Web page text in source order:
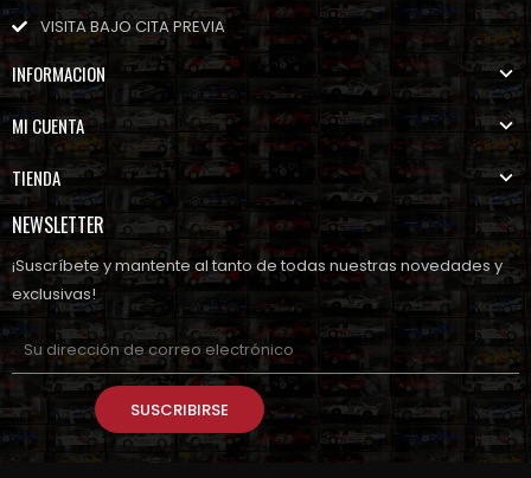
VISITA BAJO CITA PREVIA
INFORMACION
MI CUENTA
TIENDA
NEWSLETTER
¡Suscríbete y mantente al tanto de todas nuestras novedades y
exclusivas!
SUSCRIBIRSE